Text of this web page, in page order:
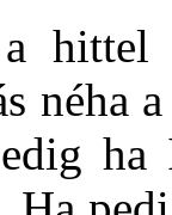
hittel
néha